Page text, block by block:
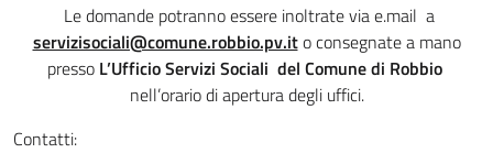
Le domande potranno essere inoltrate via e.mail a
servizisociali@comune.robbio.pv.ito consegnate a mano
presso L’Ufficio Servizi Sociali del Comune di Robbio
nell’orario di apertura degli uffici.
Contatti: